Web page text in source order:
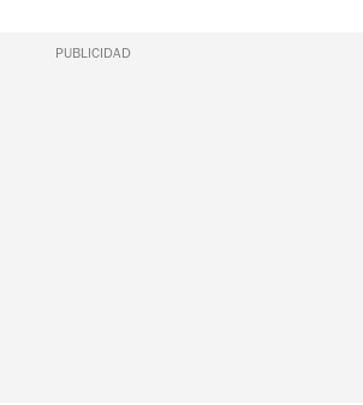
PUBLICIDAD